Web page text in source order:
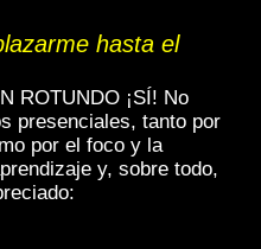
hasta el
ROTUNDO ¡SÍ! No
presenciales, tanto por
por el foco y la
y, sobre todo,